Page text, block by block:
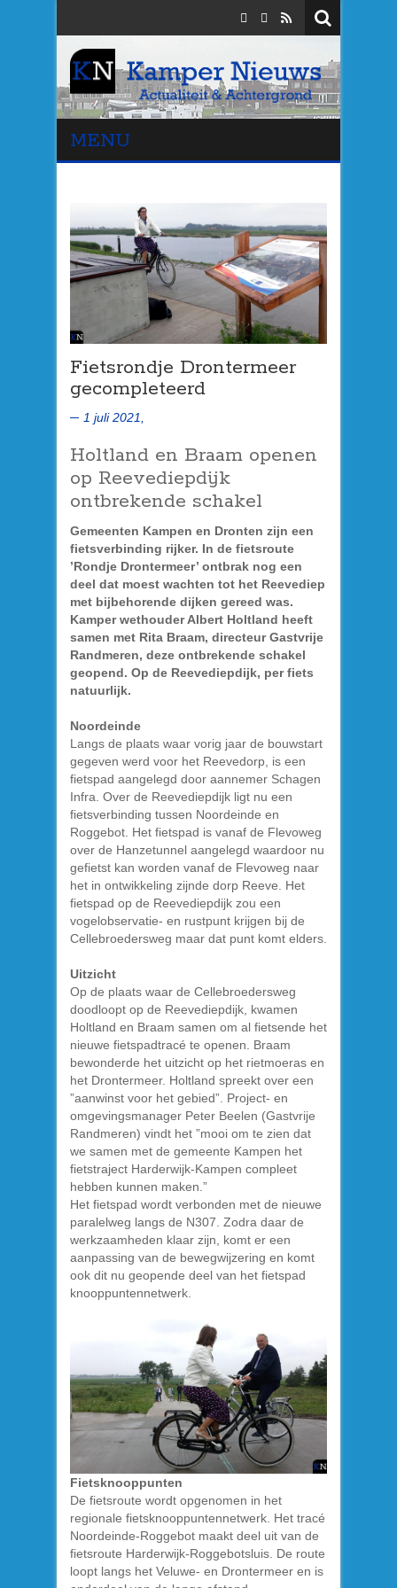
MENU
Fietsrondje Drontermeer
gecompleteerd
1 juli 2021,
Holtland en Braam openen
op Reevediepdijk
ontbrekende schakel
Gemeenten Kampen en Dronten zijn een
fietsverbinding rijker. In de fietsroute
’Rondje Drontermeer’ ontbrak nog een
deel dat moest wachten tot het Reevediep
met bijbehorende dijken gereed was.
Kamper wethouder Albert Holtland heeft
samen met Rita Braam, directeur Gastvrije
Randmeren, deze ontbrekende schakel
geopend. Op de Reevediepdijk, per fiets
natuurlijk.
Noordeinde
Langs de plaats waar vorig jaar de bouwstart
gegeven werd voor het Reevedorp, is een
fietspad aangelegd door aannemer Schagen
Infra. Over de Reevediepdijk ligt nu een
fietsverbinding tussen Noordeinde en
Roggebot. Het fietspad is vanaf de Flevoweg
over de Hanzetunnel aangelegd waardoor nu
gefietst kan worden vanaf de Flevoweg naar
het in ontwikkeling zijnde dorp Reeve. Het
fietspad op de Reevediepdijk zou een
vogelobservatie- en rustpunt krijgen bij de
Cellebroedersweg maar dat punt komt elders.
Uitzicht
Op de plaats waar de Cellebroedersweg
doodloopt op de Reevediepdijk, kwamen
Holtland en Braam samen om al fietsende het
nieuwe fietspadtracé te openen. Braam
bewonderde het uitzicht op het rietmoeras en
het Drontermeer. Holtland spreekt over een
”aanwinst voor het gebied”. Project- en
omgevingsmanager Peter Beelen (Gastvrije
Randmeren) vindt het ”mooi om te zien dat
we samen met de gemeente Kampen het
fietstraject Harderwijk-Kampen compleet
hebben kunnen maken.”
Het fietspad wordt verbonden met de nieuwe
paralelweg langs de N307. Zodra daar de
werkzaamheden klaar zijn, komt er een
aanpassing van de bewegwijzering en komt
ook dit nu geopende deel van het fietspad
knooppuntennetwerk.
Fietsknooppunten
De fietsroute wordt opgenomen in het
regionale fietsknooppuntennetwerk. Het tracé
Noordeinde-Roggebot maakt deel uit van de
fietsroute Harderwijk-Roggebotsluis. De route
loopt langs het Veluwe- en Drontermeer en is